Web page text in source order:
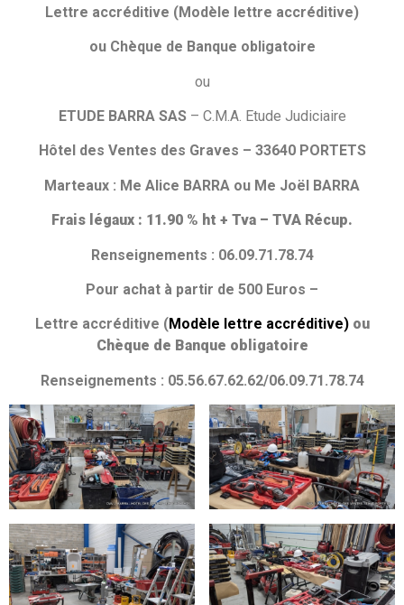
Lettre accréditive (Modèle lettre accréditive)
ou Chèque de Banque obligatoire
ou
ETUDE BARRA SAS– C.M.A. Etude Judiciaire
Hôtel des Ventes des Graves – 33640 PORTETS
Marteaux : Me Alice BARRA ou Me Joël BARRA
Frais légaux : 11.90 % ht + Tva – TVA Récup.
Renseignements : 06.09.71.78.74
Pour achat à partir de 500 Euros –
Lettre accréditive (Modèle lettre accréditive) ou
Chèque de Banque obligatoire
Renseignements : 05.56.67.62.62/06.09.71.78.74